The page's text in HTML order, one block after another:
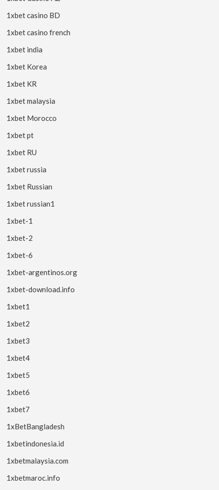
1xbet casino BD
1xbet casino french
1xbet india
1xbet Korea
1xbet KR
1xbet malaysia
1xbet Morocco
1xbet pt
1xbet RU
1xbet russia
1xbet Russian
1xbet russian1
1xbet-1
1xbet-2
1xbet-6
1xbet-argentinos.org
1xbet-download.info
1xbet1
1xbet2
1xbet3
1xbet4
1xbet5
1xbet6
1xbet7
1xBetBangladesh
1xbetindonesia.id
1xbetmalaysia.com
1xbetmaroc.info